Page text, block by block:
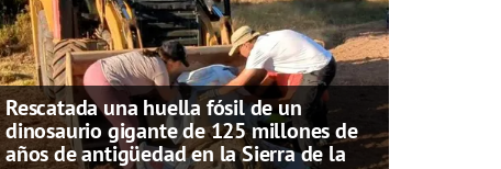
Rescatada una huella fósil de un
dinosaurio gigante de 125 millones de
años de antigüedad en la Sierra de la